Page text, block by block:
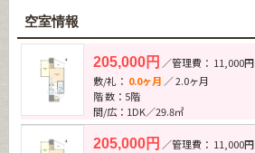
空室情報
205,000円 ／管理費： 11,000円
敷/礼： 0.0ヶ月 ／ 2.0ヶ月
階 数：5階
間/広：1DK／29.8㎡
205,000円 ／管理費： 11,000円